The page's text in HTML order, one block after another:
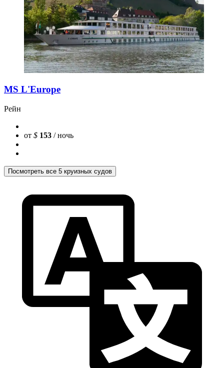
MS L'Europe
Рейн
от $ 153 / ночь
Посмотреть все 5 круизных судов